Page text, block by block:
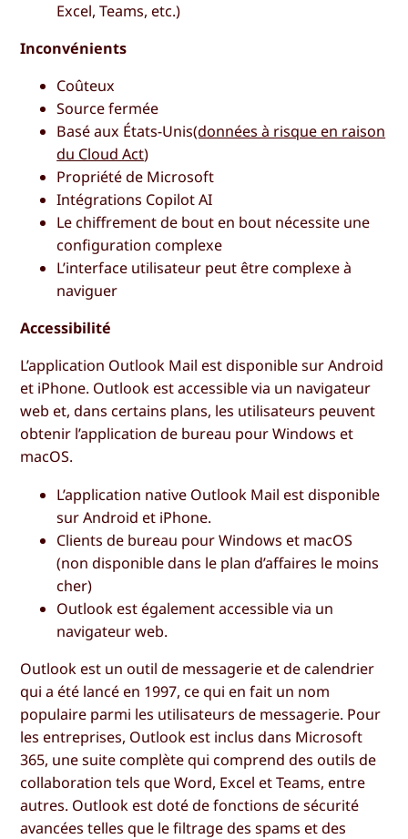
Excel, Teams, etc.)
Inconvénients
Coûteux
Source fermée
Basé aux États-Unis(données à risque en raison
du Cloud Act)
Propriété de Microsoft
Intégrations Copilot AI
Le chiffrement de bout en bout nécessite une
configuration complexe
L’interface utilisateur peut être complexe à
naviguer
Accessibilité
L’application Outlook Mail est disponible sur Android
et iPhone. Outlook est accessible via un navigateur
web et, dans certains plans, les utilisateurs peuvent
obtenir l’application de bureau pour Windows et
macOS.
L’application native Outlook Mail est disponible
sur Android et iPhone.
Clients de bureau pour Windows et macOS
(non disponible dans le plan d’affaires le moins
cher)
Outlook est également accessible via un
navigateur web.
Outlook est un outil de messagerie et de calendrier
qui a été lancé en 1997, ce qui en fait un nom
populaire parmi les utilisateurs de messagerie. Pour
les entreprises, Outlook est inclus dans Microsoft
365, une suite complète qui comprend des outils de
collaboration tels que Word, Excel et Teams, entre
autres. Outlook est doté de fonctions de sécurité
avancées telles que le filtrage des spams et des